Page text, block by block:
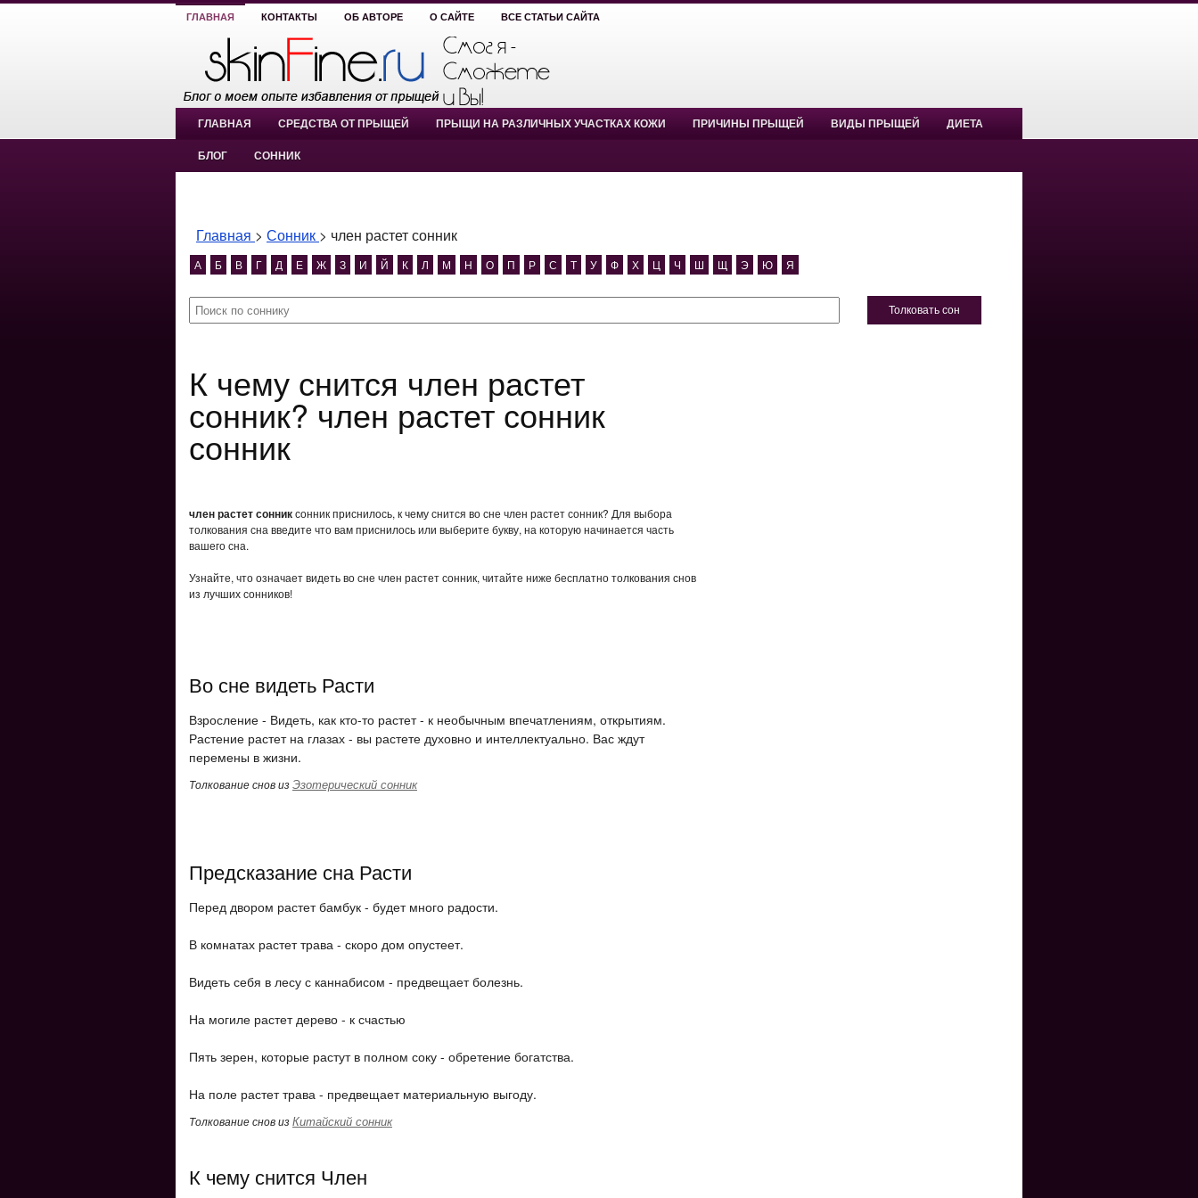
ГЛАВНАЯ КОНТАКТЫ ОБ АВТОРЕ О САЙТЕ ВСЕ СТАТЬИ САЙТА
ГЛАВНАЯ СРЕДСТВА ОТ ПРЫЩЕЙ ПРЫЩИ НА РАЗЛИЧНЫХ УЧАСТКАХ КОЖИ ПРИЧИНЫ ПРЫЩЕЙ ВИДЫ ПРЫЩЕЙ ДИЕТА
БЛОГ СОННИК
Главная > Сонник > член растет сонник
А Б В Г Д Е Ж З И Й К Л М Н О П Р С Т У Ф Х Ц Ч Ш Щ Э Ю Я
Толковать сон
К чему снится член растет
сонник? член растет сонник
сонник
член растет сонниксонник приснилось, к чему снится во сне член растет сонник? Для выбора
толкования сна введите что вам приснилось или выберите букву, на которую начинается часть
вашего сна.
Узнайте, что означает видеть во сне член растет сонник, читайте ниже бесплатно толкования снов
из лучших сонников!
Во сне видеть Расти
Взросление - Видеть, как кто-то растет - к необычным впечатлениям, открытиям.
Растение растет на глазах - вы растете духовно и интеллектуально. Вас ждут
перемены в жизни.
Толкование снов изЭзотерический сонник
Предсказание сна Расти
Перед двором растет бамбук - будет много радости.
В комнатах растет трава - скоро дом опустеет.
Видеть себя в лесу с каннабисом - предвещает болезнь.
На могиле растет дерево - к счастью
Пять зерен, которые растут в полном соку - обретение богатства.
На поле растет трава - предвещает материальную выгоду.
Толкование снов изКитайский сонник
К чему снится Член